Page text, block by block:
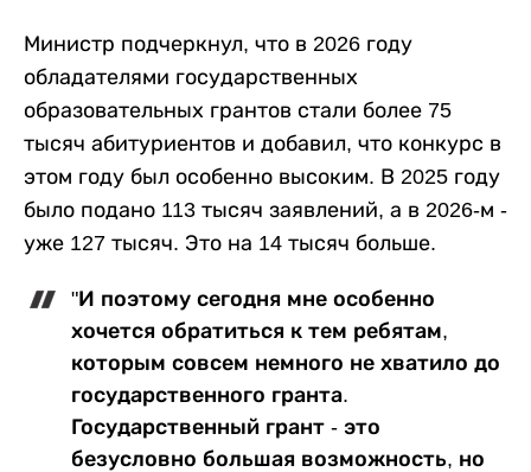
Министр подчеркнул, что в 2026 году
обладателями государственных
образовательных грантов стали более 75
тысяч абитуриентов и добавил, что конкурс в
этом году был особенно высоким. В 2025 году
было подано 113 тысяч заявлений, а в 2026-м -
уже 127 тысяч. Это на 14 тысяч больше.
"И поэтому сегодня мне особенно
хочется обратиться к тем ребятам,
которым совсем немного не хватило до
государственного гранта.
Государственный грант - это
безусловно большая возможность, но